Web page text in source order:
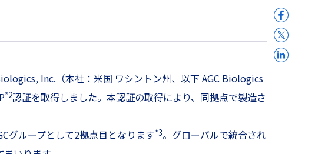
Inc.（本社：米国 ワシントン州、以下 AGC Biologics
*2認証を取得しました。本認証の取得により、同拠点で製造さ
グループとして2拠点目となります*3。グローバルで統合され